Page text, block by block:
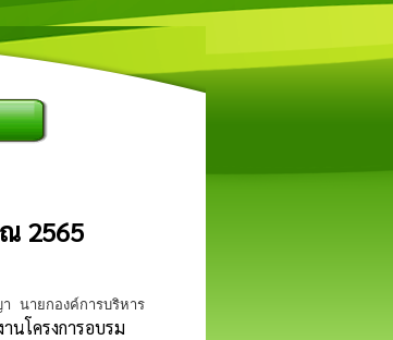
2565
นายกองค์การบริหาร
นโครงการอบรม